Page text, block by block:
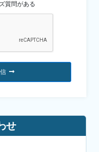
質問がある
せ